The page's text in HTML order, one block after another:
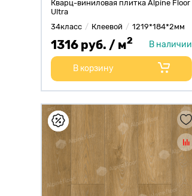
Кварц-виниловая плитка Alpine Floor
Ultra
34класс
Клеевой 1219*184*2мм
1316 руб. / м2 В наличии
В корзину